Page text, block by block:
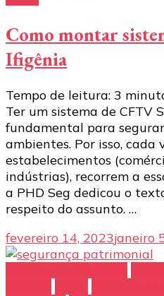
Como montar
Ifigênia
Tempo de leitura: 3
Ter um sistema de CFTV
fundamental para
ambientes. Por isso, cada
estabelecimentos
indústrias), recorrem a
a PHD Seg dedicou o
respeito do assunto. …
fevereiro 14, 2023janeiro